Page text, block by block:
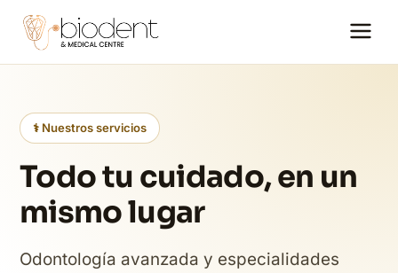
⚕️ Nuestros servicios
Todo tu cuidado, en un
mismo lugar
Odontología avanzada y especialidades